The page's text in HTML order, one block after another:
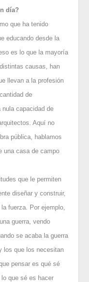
día?
que ha tenido
educando desde la
es lo que la mayoría
causas, han
llevan a la profesión
de
capacidad de
Aquí no
pública, hablamos
una casa de campo
que le permiten
diseñar y construir,
fuerza. Por ejemplo,
guerra, vendo
se acaba la guerra
los que los necesitan
pensar es qué sé
que sé es hacer